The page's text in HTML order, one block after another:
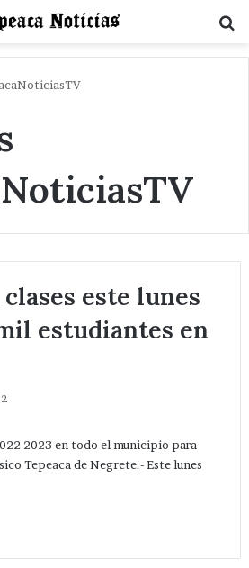
clases este lunes
estudiantes en
2023 en todo el municipio para
Tepeaca de Negrete.- Este lunes